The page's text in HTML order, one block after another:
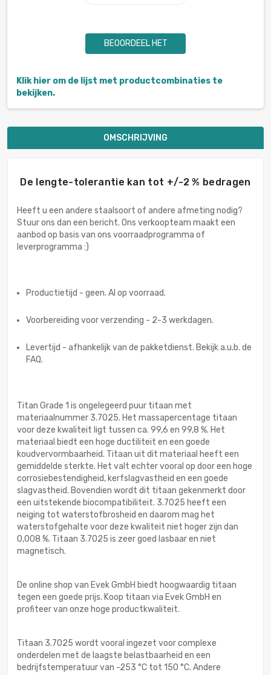
BEOORDEEL HET
Klik hier om de lijst met productcombinaties te
bekijken.
OMSCHRIJVING
De lengte-tolerantie kan tot +/-2 % bedragen
Heeft u een andere staalsoort of andere afmeting nodig?
Stuur ons dan een bericht. Ons verkoopteam maakt een
aanbod op basis van ons voorraadprogramma of
leverprogramma :)
Productietijd - geen. Al op voorraad.
Voorbereiding voor verzending - 2-3 werkdagen.
Levertijd - afhankelijk van de pakketdienst. Bekijk a.u.b. de
FAQ.
Titan Grade 1 is ongelegeerd puur titaan met
materiaalnummer 3.7025. Het massapercentage titaan
voor deze kwaliteit ligt tussen ca. 99,6 en 99,8 %. Het
materiaal biedt een hoge ductiliteit en een goede
koudvervormbaarheid. Titaan uit dit materiaal heeft een
gemiddelde sterkte. Het valt echter vooral op door een hoge
corrosiebestendigheid, kerfslagvastheid en een goede
slagvastheid. Bovendien wordt dit titaan gekenmerkt door
een uitstekende biocompatibiliteit. 3.7025 heeft een
neiging tot waterstofbrosheid en daarom mag het
waterstofgehalte voor deze kwaliteit niet hoger zijn dan
0,008 %. Titaan 3.7025 is zeer goed lasbaar en niet
magnetisch.
De online shop van Evek GmbH biedt hoogwaardig titaan
tegen een goede prijs. Koop titaan via Evek GmbH en
profiteer van onze hoge productkwaliteit.
Titaan 3.7025 wordt vooral ingezet voor complexe
onderdelen met de laagste belastbaarheid en een
bedrijfstemperatuur van -253 °C tot 150 °C. Andere